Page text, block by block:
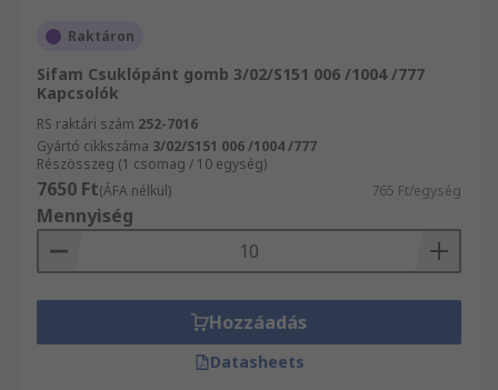
Raktáron
Sifam Csuklópánt gomb 3/02/S151 006 /1004 /777
Kapcsolók
RS raktári szám 252-7016
Gyártó cikkszáma 3/02/S151 006 /1004 /777
Részösszeg (1 csomag / 10 egység)
7650 Ft(ÁFA nélkül) 765 Ft/egység
Mennyiség
Hozzáadás
Datasheets